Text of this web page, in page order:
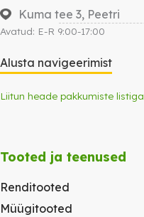
Kuma tee 3, Peetri
Avatud: E-R 9:00-17:00
Alusta navigeerimist
Liitun heade pakkumiste listiga
Tooted ja teenused
Renditooted
Müügitooted